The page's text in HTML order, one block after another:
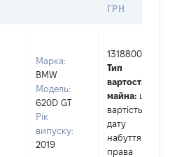
ГРН
Марка:
BMW
Модель:
620D GT
Рік
випуску:
2019
1318800
Тип
вартості
майна: це
вартість на
дату
набуття
права